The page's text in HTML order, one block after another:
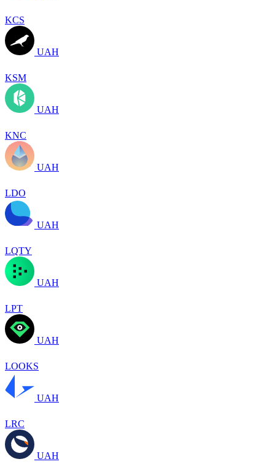
KCS
UAH
KSM
UAH
KNC
UAH
LDO
UAH
LQTY
UAH
LPT
UAH
LOOKS
UAH
LRC
UAH